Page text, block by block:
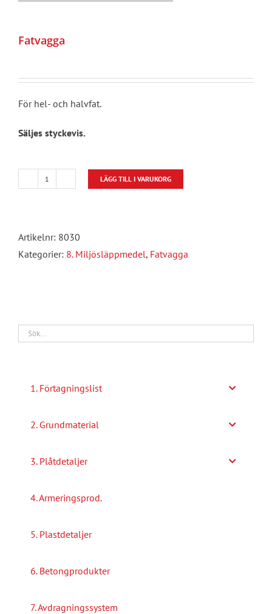
Fatvagga
För hel- och halvfat.
Säljes styckevis.
Fatvagga
LÄGG TILL I VARUKORG
Artikelnr: 8030
Kategorier: 8. Miljösläppmedel, Fatvagga
1. Förtagningslist
2. Grundmaterial
3. Plåtdetaljer
4. Armeringsprod.
5. Plastdetaljer
6. Betongprodukter
7. Avdragningssystem